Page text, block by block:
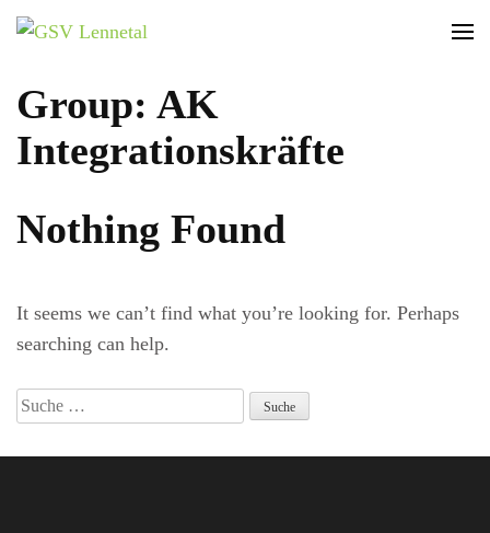
Group: AK
Integrationskräfte
Nothing Found
It seems we can’t find what you’re looking for. Perhaps
searching can help.
Suche